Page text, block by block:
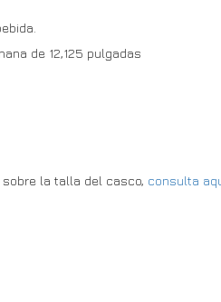
de 12,125 pulgadas
sobre la talla del casco, consulta